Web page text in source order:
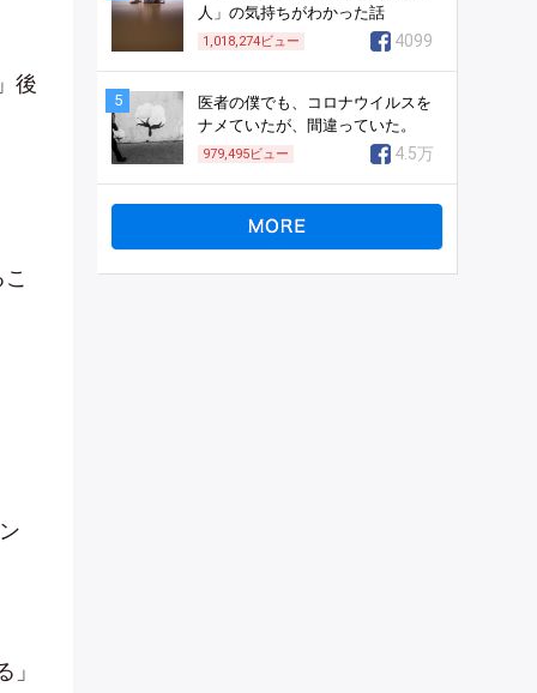
後
人」の気持ちがわかった話
1,018,274ビュー 4099
5
医者の僕でも、コロナウイルスを
ナメていたが、間違っていた。
979,495ビュー 4.5万